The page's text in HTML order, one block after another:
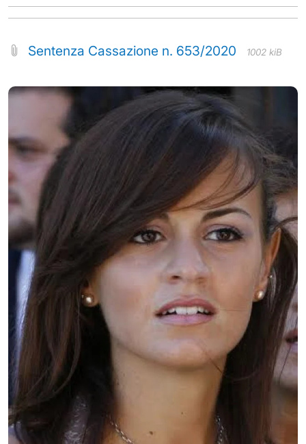
Sentenza Cassazione n. 653/2020 1002 kiB